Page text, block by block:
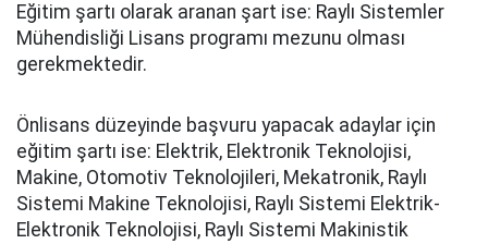
Eğitim şartı olarak aranan şart ise: Raylı Sistemler
Mühendisliği Lisans programı mezunu olması
gerekmektedir.
Önlisans düzeyinde başvuru yapacak adaylar için
eğitim şartı ise: Elektrik, Elektronik Teknolojisi,
Makine, Otomotiv Teknolojileri, Mekatronik, Raylı
Sistemi Makine Teknolojisi, Raylı Sistemi Elektrik-
Elektronik Teknolojisi, Raylı Sistemi Makinistik